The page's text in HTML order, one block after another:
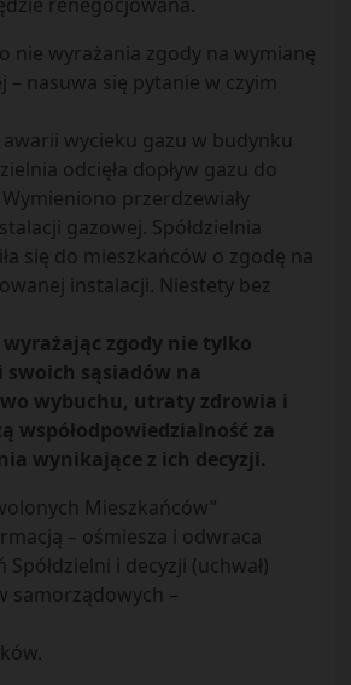
nie wyrażania zgody na wymianę
– nasuwa się pytanie w czyim
wycieku gazu w budynku
odcięła dopływ gazu do
przerdzewiały
gazowej. Spółdzielnia
się do mieszkańców o zgodę na
instalacji. Niestety bez
zgody nie tylko
swoich sąsiadów na
wybuchu, utraty zdrowia i
współodpowiedzialność za
wynikające z ich decyzji.
Mieszkańców”
– ośmiesza i odwraca
Spółdzielni i decyzji (uchwał)
samorządowych –